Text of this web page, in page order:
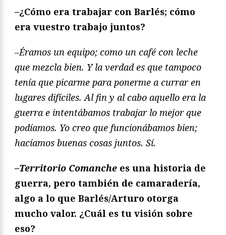
–¿Cómo era trabajar con Barlés; cómo
era vuestro trabajo juntos?
–Éramos un equipo; como un café con leche
que mezcla bien. Y la verdad es que tampoco
tenía que picarme para ponerme a currar en
lugares difíciles. Al fin y al cabo aquello era la
guerra e intentábamos trabajar lo mejor que
podíamos. Yo creo que funcionábamos bien;
hacíamos buenas cosas juntos. Sí.
–Territorio Comanche es una historia de
guerra, pero también de camaradería,
algo a lo que Barlés/Arturo otorga
mucho valor. ¿Cuál es tu visión sobre
eso?